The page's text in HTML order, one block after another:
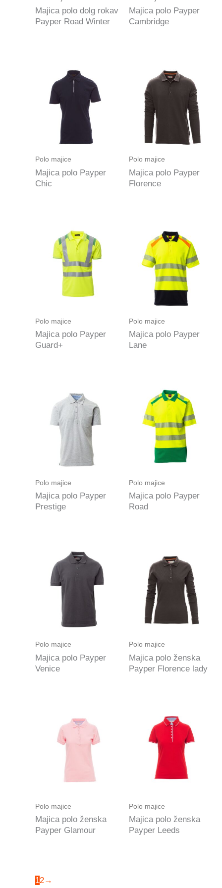
Majica polo dolg rokav
Payper Road Winter
Majica polo Payper
Cambridge
Polo majice
Majica polo Payper
Chic
Polo majice
Majica polo Payper
Florence
Polo majice
Majica polo Payper
Guard+
Polo majice
Majica polo Payper
Lane
Polo majice
Majica polo Payper
Prestige
Polo majice
Majica polo Payper
Road
Polo majice
Majica polo Payper
Venice
Polo majice
Majica polo ženska
Payper Florence lady
Polo majice
Majica polo ženska
Payper Glamour
Polo majice
Majica polo ženska
Payper Leeds
12→